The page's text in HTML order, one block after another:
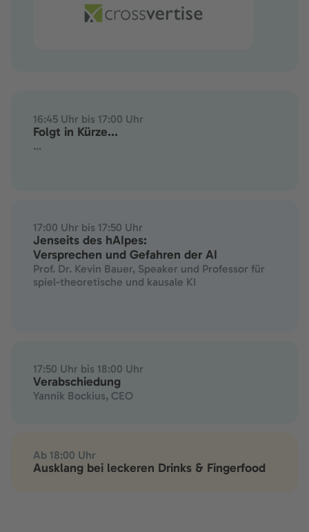
16:45 Uhr bis 17:00 Uhr
Folgt in Kürze...
...
17:00 Uhr bis 17:50 Uhr
Jenseits des hAIpes:
Versprechen und Gefahren der AI
Prof. Dr. Kevin Bauer, Speaker und Professor für
spiel-theoretische und kausale KI
17:50 Uhr bis 18:00 Uhr
Verabschiedung
Yannik Bockius, CEO
Ab 18:00 Uhr
Ausklang bei leckeren Drinks & Fingerfood